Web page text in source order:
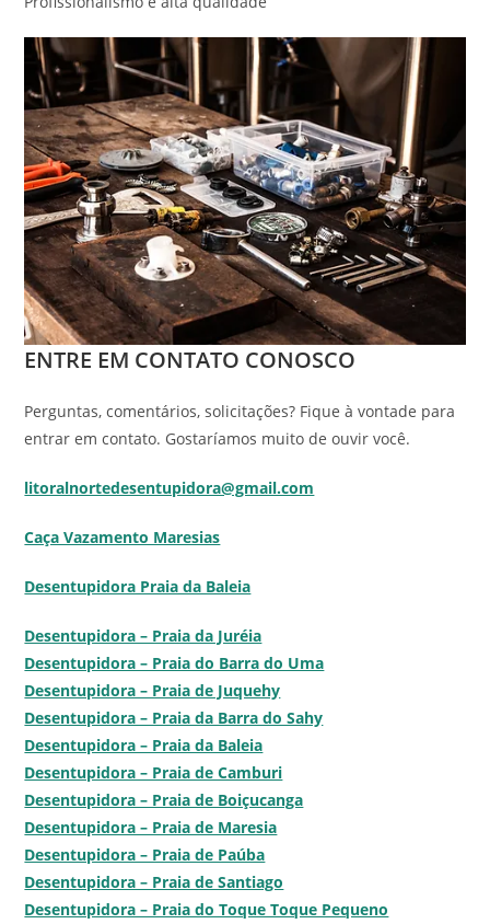
ENTRE EM CONTATO CONOSCO
Perguntas, comentários, solicitações? Fique à vontade para
entrar em contato. Gostaríamos muito de ouvir você.
litoralnortedesentupidora@gmail.com
Caça Vazamento Maresias
Desentupidora Praia da Baleia
Desentupidora – Praia da Juréia
Desentupidora – Praia do Barra do Uma
Desentupidora – Praia de Juquehy
Desentupidora – Praia da Barra do Sahy
Desentupidora – Praia da Baleia
Desentupidora – Praia de Camburi
Desentupidora – Praia de Boiçucanga
Desentupidora – Praia de Maresia
Desentupidora – Praia de Paúba
Desentupidora – Praia de Santiago
Desentupidora – Praia do Toque Toque Pequeno